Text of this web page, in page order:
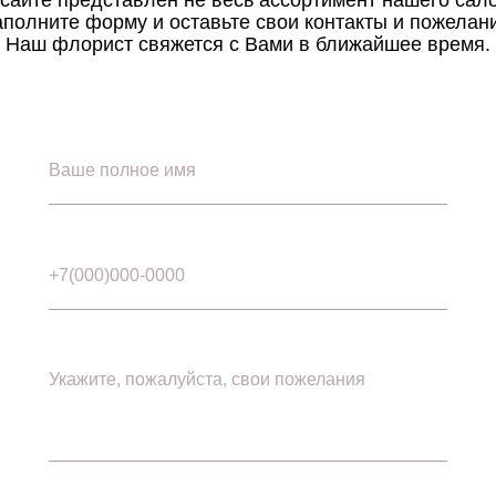
форму и оставьте свои контакты и
Наш флорист свяжется с Вами в ближайшее время.